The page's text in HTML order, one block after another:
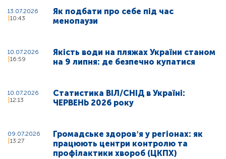
13.07.2026
10:43
Як подбати про себе під час
менопаузи
10.07.2026
16:59
Якість води на пляжах України станом
на 9 липня: де безпечно купатися
10.07.2026
12:13
Статистика ВІЛ/СНІД в Україні:
ЧЕРВЕНЬ 2026 року
09.07.2026
13:27
Громадське здоровʼя у регіонах: як
працюють центри контролю та
профілактики хвороб (ЦКПХ)